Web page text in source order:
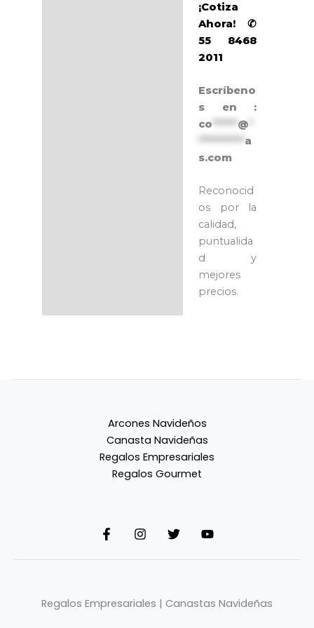
¡Cotiza
Ahora! ✆
55 8468
2011
Escríbeno
s en :
co ****** @
*********** a
s.com
Reconocid
os por la
calidad,
puntualida
d y
mejores
precios.
Arcones Navideños
Canasta Navideñas
Regalos Empresariales
Regalos Gourmet
Regalos Empresariales | Canastas Navideñas